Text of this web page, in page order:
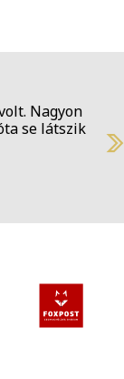
Nagyon
se látszik